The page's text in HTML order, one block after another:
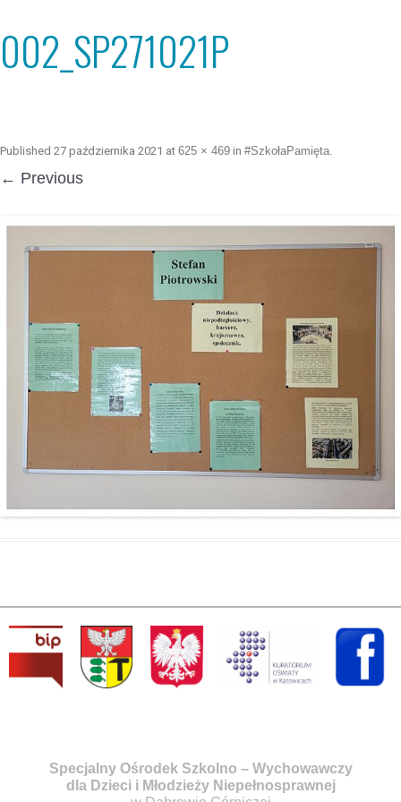
002_SP271021P
Published 27 października 2021 at 625 × 469 in #SzkołaPamięta.
← Previous
Specjalny Ośrodek Szkolno – Wychowawczy
dla Dzieci i Młodzieży Niepełnosprawnej